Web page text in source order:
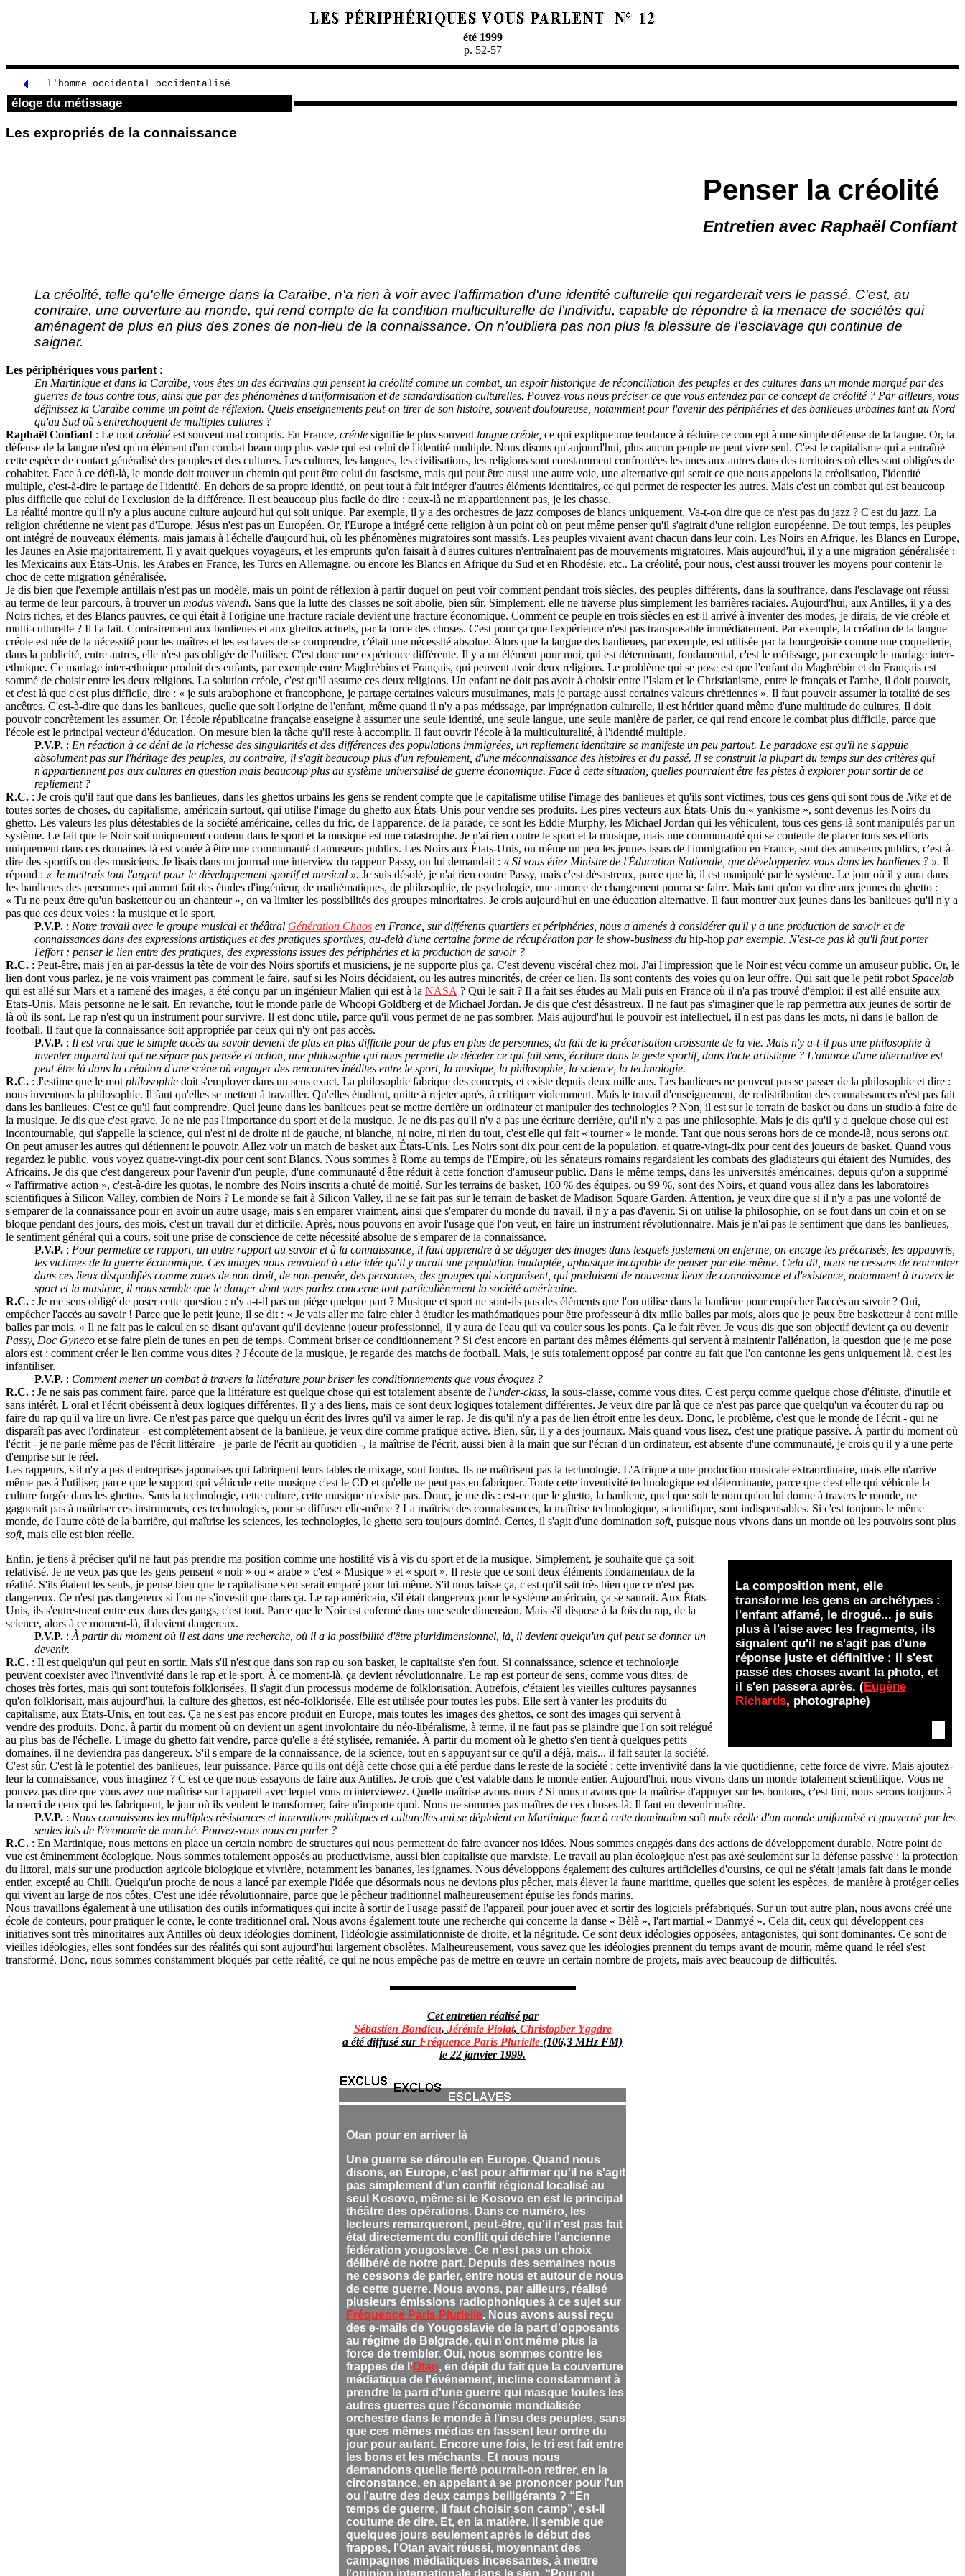
été 1999
p. 52-57
l'homme occidental occidentalisé
éloge du métissage
Les expropriés de la connaissance
Penser la créolité
Entretien avec Raphaël Confiant
La créolité, telle qu'elle émerge dans la Caraïbe, n'a rien à voir avec l'affirmation d'une identité culturelle qui regarderait vers le passé. C'est, au
contraire, une ouverture au monde, qui rend compte de la condition multiculturelle de l'individu, capable de répondre à la menace de sociétés qui
aménagent de plus en plus des zones de non-lieu de la connaissance. On n'oubliera pas non plus la blessure de l'esclavage qui continue de
saigner.
Les périphériques vous parlent :
En Martinique et dans la Caraïbe, vous êtes un des écrivains qui pensent la créolité comme un combat, un espoir historique de réconciliation des peuples et des cultures dans un monde marqué par des
guerres de tous contre tous, ainsi que par des phénomènes d'uniformisation et de standardisation culturelles. Pouvez-vous nous préciser ce que vous entendez par ce concept de créolité ? Par ailleurs, vous
définissez la Caraïbe comme un point de réflexion. Quels enseignements peut-on tirer de son histoire, souvent douloureuse, notamment pour l'avenir des périphéries et des banlieues urbaines tant au Nord
qu'au Sud où s'entrechoquent de multiples cultures ?
Raphaël Confiant : Le mot créolitéest souvent mal compris. En France, créole signifie le plus souvent langue créole, ce qui explique une tendance à réduire ce concept à une simple défense de la langue. Or, la
défense de la langue n'est qu'un élément d'un combat beaucoup plus vaste qui est celui de l'identité multiple. Nous disons qu'aujourd'hui, plus aucun peuple ne peut vivre seul. C'est le capitalisme qui a entraîné
cette espèce de contact généralisé des peuples et des cultures. Les cultures, les langues, les civilisations, les religions sont constamment confrontées les unes aux autres dans des territoires où elles sont obligées de
cohabiter. Face à ce défi-là, le monde doit trouver un chemin qui peut être celui du fascisme, mais qui peut être aussi une autre voie, une alternative qui serait ce que nous appelons la créolisation, l'identité
multiple, c'est-à-dire le partage de l'identité. En dehors de sa propre identité, on peut tout à fait intégrer d'autres éléments identitaires, ce qui permet de respecter les autres. Mais c'est un combat qui est beaucoup
plus difficile que celui de l'exclusion de la différence. Il est beaucoup plus facile de dire : ceux-là ne m'appartiennent pas, je les chasse.
La réalité montre qu'il n'y a plus aucune culture aujourd'hui qui soit unique. Par exemple, il y a des orchestres de jazz composes de blancs uniquement. Va-t-on dire que ce n'est pas du jazz ? C'est du jazz. La
religion chrétienne ne vient pas d'Europe. Jésus n'est pas un Européen. Or, l'Europe a intégré cette religion à un point où on peut même penser qu'il s'agirait d'une religion européenne. De tout temps, les peuples
ont intégré de nouveaux éléments, mais jamais à l'échelle d'aujourd'hui, où les phénomènes migratoires sont massifs. Les peuples vivaient avant chacun dans leur coin. Les Noirs en Afrique, les Blancs en Europe,
les Jaunes en Asie majoritairement. Il y avait quelques voyageurs, et les emprunts qu'on faisait à d'autres cultures n'entraînaient pas de mouvements migratoires. Mais aujourd'hui, il y a une migration généralisée :
les Mexicains aux États-Unis, les Arabes en France, les Turcs en Allemagne, ou encore les Blancs en Afrique du Sud et en Rhodésie, etc.. La créolité, pour nous, c'est aussi trouver les moyens pour contenir le
choc de cette migration généralisée.
Je dis bien que l'exemple antillais n'est pas un modèle, mais un point de réflexion à partir duquel on peut voir comment pendant trois siècles, des peuples différents, dans la souffrance, dans l'esclavage ont réussi
au terme de leur parcours, à trouver un modus vivendi. Sans que la lutte des classes ne soit abolie, bien sûr. Simplement, elle ne traverse plus simplement les barrières raciales. Aujourd'hui, aux Antilles, il y a des
Noirs riches, et des Blancs pauvres, ce qui était à l'origine une fracture raciale devient une fracture économique. Comment ce peuple en trois siècles en est-il arrivé à inventer des modes, je dirais, de vie créole et
multi-culturelle ? Il l'a fait. Contrairement aux banlieues et aux ghettos actuels, par la force des choses. C'est pour ça que l'expérience n'est pas transposable immédiatement. Par exemple, la création de la langue
créole est née de la nécessité pour les maîtres et les esclaves de se comprendre, c'était une nécessité absolue. Alors que la langue des banlieues, par exemple, est utilisée par la bourgeoisie comme une coquetterie,
dans la publicité, entre autres, elle n'est pas obligée de l'utiliser. C'est donc une expérience différente. Il y a un élément pour moi, qui est déterminant, fondamental, c'est le métissage, par exemple le mariage inter-
ethnique. Ce mariage inter-ethnique produit des enfants, par exemple entre Maghrébins et Français, qui peuvent avoir deux religions. Le problème qui se pose est que l'enfant du Maghrébin et du Français est
sommé de choisir entre les deux religions. La solution créole, c'est qu'il assume ces deux religions. Un enfant ne doit pas avoir à choisir entre l'Islam et le Christianisme, entre le français et l'arabe, il doit pouvoir,
et c'est là que c'est plus difficile, dire : « je suis arabophone et francophone, je partage certaines valeurs musulmanes, mais je partage aussi certaines valeurs chrétiennes ». Il faut pouvoir assumer la totalité de ses
ancêtres. C'est-à-dire que dans les banlieues, quelle que soit l'origine de l'enfant, même quand il n'y a pas métissage, par imprégnation culturelle, il est héritier quand même d'une multitude de cultures. Il doit
pouvoir concrètement les assumer. Or, l'école républicaine française enseigne à assumer une seule identité, une seule langue, une seule manière de parler, ce qui rend encore le combat plus difficile, parce que
l'école est le principal vecteur d'éducation. On mesure bien la tâche qu'il reste à accomplir. Il faut ouvrir l'école à la multiculturalité, à l'identité multiple.
P.V.P. : En réaction à ce déni de la richesse des singularités et des différences des populations immigrées, un repliement identitaire se manifeste un peu partout. Le paradoxe est qu'il ne s'appuie
absolument pas sur l'héritage des peuples, au contraire, il s'agit beaucoup plus d'un refoulement, d'une méconnaissance des histoires et du passé. Il se construit la plupart du temps sur des critères qui
n'appartiennent pas aux cultures en question mais beaucoup plus au système universalisé de guerre économique. Face à cette situation, quelles pourraient être les pistes à explorer pour sortir de ce
repliement ?
R.C. : Je crois qu'il faut que dans les banlieues, dans les ghettos urbains les gens se rendent compte que le capitalisme utilise l'image des banlieues et qu'ils sont victimes, tous ces gens qui sont fous de Nike et de
toutes sortes de choses, du capitalisme, américain surtout, qui utilise l'image du ghetto aux États-Unis pour vendre ses produits. Les pires vecteurs aux États-Unis du « yankisme », sont devenus les Noirs du
ghetto. Les valeurs les plus détestables de la société américaine, celles du fric, de l'apparence, de la parade, ce sont les Eddie Murphy, les Michael Jordan qui les véhiculent, tous ces gens-là sont manipulés par un
système. Le fait que le Noir soit uniquement contenu dans le sport et la musique est une catastrophe. Je n'ai rien contre le sport et la musique, mais une communauté qui se contente de placer tous ses efforts
uniquement dans ces domaines-là est vouée à être une communauté d'amuseurs publics. Les Noirs aux États-Unis, ou même un peu les jeunes issus de l'immigration en France, sont des amuseurs publics, c'est-à-
dire des sportifs ou des musiciens. Je lisais dans un journal une interview du rappeur Passy, on lui demandait : « Si vous étiez Ministre de l'Éducation Nationale, que développeriez-vous dans les banlieues ? ». Il
répond : « Je mettrais tout l'argent pour le développement sportif et musical ». Je suis désolé, je n'ai rien contre Passy, mais c'est désastreux, parce que là, il est manipulé par le système. Le jour où il y aura dans
les banlieues des personnes qui auront fait des études d'ingénieur, de mathématiques, de philosophie, de psychologie, une amorce de changement pourra se faire. Mais tant qu'on va dire aux jeunes du ghetto :
« Tu ne peux être qu'un basketteur ou un chanteur », on va limiter les possibilités des groupes minoritaires. Je crois aujourd'hui en une éducation alternative. Il faut montrer aux jeunes dans les banlieues qu'il n'y a
pas que ces deux voies : la musique et le sport.
P.V.P. : Notre travail avec le groupe musical et théâtral Génération Chaos en France, sur différents quartiers et périphéries, nous a amenés à considérer qu'il y a une production de savoir et de
connaissances dans des expressions artistiques et des pratiques sportives, au-delà d'une certaine forme de récupération par le show-business du hip-hop par exemple. N'est-ce pas là qu'il faut porter
l'effort : penser le lien entre des pratiques, des expressions issues des périphéries et la production de savoir ?
R.C. : Peut-être, mais j'en ai par-dessus la tête de voir des Noirs sportifs et musiciens, je ne supporte plus ça. C'est devenu viscéral chez moi. J'ai l'impression que le Noir est vécu comme un amuseur public. Or, le
lien dont vous parlez, je ne vois vraiment pas comment le faire, sauf si les Noirs décidaient, ou les autres minorités, de créer ce lien. Ils sont contents des voies qu'on leur offre. Qui sait que le petit robot Spacelab
qui est allé sur Mars et a ramené des images, a été conçu par un ingénieur Malien qui est à la NASA ? Qui le sait ? Il a fait ses études au Mali puis en France où il n'a pas trouvé d'emploi; il est allé ensuite aux
États-Unis. Mais personne ne le sait. En revanche, tout le monde parle de Whoopi Goldberg et de Michael Jordan. Je dis que c'est désastreux. Il ne faut pas s'imaginer que le rap permettra aux jeunes de sortir de
là où ils sont. Le rap n'est qu'un instrument pour survivre. Il est donc utile, parce qu'il vous permet de ne pas sombrer. Mais aujourd'hui le pouvoir est intellectuel, il n'est pas dans les mots, ni dans le ballon de
football. Il faut que la connaissance soit appropriée par ceux qui n'y ont pas accès.
P.V.P. : Il est vrai que le simple accès au savoir devient de plus en plus difficile pour de plus en plus de personnes, du fait de la précarisation croissante de la vie. Mais n'y a-t-il pas une philosophie à
inventer aujourd'hui qui ne sépare pas pensée et action, une philosophie qui nous permette de déceler ce qui fait sens, écriture dans le geste sportif, dans l'acte artistique ? L'amorce d'une alternative est
peut-être là dans la création d'une scène où engager des rencontres inédites entre le sport, la musique, la philosophie, la science, la technologie.
R.C. : J'estime que le mot philosophie doit s'employer dans un sens exact. La philosophie fabrique des concepts, et existe depuis deux mille ans. Les banlieues ne peuvent pas se passer de la philosophie et dire :
nous inventons la philosophie. Il faut qu'elles se mettent à travailler. Qu'elles étudient, quitte à rejeter après, à critiquer violemment. Mais le travail d'enseignement, de redistribution des connaissances n'est pas fait
dans les banlieues. C'est ce qu'il faut comprendre. Quel jeune dans les banlieues peut se mettre derrière un ordinateur et manipuler des technologies ? Non, il est sur le terrain de basket ou dans un studio à faire de
la musique. Je dis que c'est grave. Je ne nie pas l'importance du sport et de la musique. Je ne dis pas qu'il n'y a pas une écriture derrière, qu'il n'y a pas une philosophie. Mais je dis qu'il y a quelque chose qui est
incontournable, qui s'appelle la science, qui n'est ni de droite ni de gauche, ni blanche, ni noire, ni rien du tout, c'est elle qui fait « tourner » le monde. Tant que nous serons hors de ce monde-là, nous serons out.
On peut amuser les autres qui détiennent le pouvoir. Allez voir un match de basket aux États-Unis. Les Noirs sont dix pour cent de la population, et quatre-vingt-dix pour cent des joueurs de basket. Quand vous
regardez le public, vous voyez quatre-vingt-dix pour cent sont Blancs. Nous sommes à Rome au temps de l'Empire, où les sénateurs romains regardaient les combats des gladiateurs qui étaient des Numides, des
Africains. Je dis que c'est dangereux pour l'avenir d'un peuple, d'une communauté d'être réduit à cette fonction d'amuseur public. Dans le même temps, dans les universités américaines, depuis qu'on a supprimé
« l'affirmative action », c'est-à-dire les quotas, le nombre des Noirs inscrits a chuté de moitié. Sur les terrains de basket, 100 % des équipes, ou 99 %, sont des Noirs, et quand vous allez dans les laboratoires
scientifiques à Silicon Valley, combien de Noirs ? Le monde se fait à Silicon Valley, il ne se fait pas sur le terrain de basket de Madison Square Garden. Attention, je veux dire que si il n'y a pas une volonté de
s'emparer de la connaissance pour en avoir un autre usage, mais s'en emparer vraiment, ainsi que s'emparer du monde du travail, il n'y a pas d'avenir. Si on utilise la philosophie, on se fout dans un coin et on se
bloque pendant des jours, des mois, c'est un travail dur et difficile. Après, nous pouvons en avoir l'usage que l'on veut, en faire un instrument révolutionnaire. Mais je n'ai pas le sentiment que dans les banlieues,
le sentiment général qui a cours, soit une prise de conscience de cette nécessité absolue de s'emparer de la connaissance.
P.V.P. : Pour permettre ce rapport, un autre rapport au savoir et à la connaissance, il faut apprendre à se dégager des images dans lesquels justement on enferme, on encage les précarisés, les appauvris,
les victimes de la guerre économique. Ces images nous renvoient à cette idée qu'il y aurait une population inadaptée, aphasique incapable de penser par elle-même. Cela dit, nous ne cessons de rencontrer
dans ces lieux disqualifiés comme zones de non-droit, de non-pensée, des personnes, des groupes qui s'organisent, qui produisent de nouveaux lieux de connaissance et d'existence, notamment à travers le
sport et la musique, il nous semble que le danger dont vous parlez concerne tout particulièrement la société américaine.
R.C. : Je me sens obligé de poser cette question : n'y a-t-il pas un piège quelque part ? Musique et sport ne sont-ils pas des éléments que l'on utilise dans la banlieue pour empêcher l'accès au savoir ? Oui,
empêcher l'accès au savoir ! Parce que le petit jeune, il se dit : « Je vais aller me faire chier à étudier les mathématiques pour être professeur à dix mille balles par mois, alors que je peux être basketteur à cent mille
balles par mois. » Il ne fait pas le calcul en se disant qu'avant qu'il devienne joueur professionnel, il y aura de l'eau qui va couler sous les ponts. Ça le fait rêver. Je vous dis que son objectif devient ça ou devenir
Passy, Doc Gyneco et se faire plein de tunes en peu de temps. Comment briser ce conditionnement ? Si c'est encore en partant des mêmes éléments qui servent à maintenir l'aliénation, la question que je me pose
alors est : comment créer le lien comme vous dites ? J'écoute de la musique, je regarde des matchs de football. Mais, je suis totalement opposé par contre au fait que l'on cantonne les gens uniquement là, c'est les
infantiliser.
P.V.P. : Comment mener un combat à travers la littérature pour briser les conditionnements que vous évoquez ?
R.C. : Je ne sais pas comment faire, parce que la littérature est quelque chose qui est totalement absente de l'under-class, la sous-classe, comme vous dites. C'est perçu comme quelque chose d'élitiste, d'inutile et
sans intérêt. L'oral et l'écrit obéissent à deux logiques différentes. Il y a des liens, mais ce sont deux logiques totalement différentes. Je veux dire par là que ce n'est pas parce que quelqu'un va écouter du rap ou
faire du rap qu'il va lire un livre. Ce n'est pas parce que quelqu'un écrit des livres qu'il va aimer le rap. Je dis qu'il n'y a pas de lien étroit entre les deux. Donc, le problème, c'est que le monde de l'écrit - qui ne
disparaît pas avec l'ordinateur - est complètement absent de la banlieue, je veux dire comme pratique active. Bien, sûr, il y a des journaux. Mais quand vous lisez, c'est une pratique passive. À partir du moment où
l'écrit - je ne parle même pas de l'écrit littéraire - je parle de l'écrit au quotidien -, la maîtrise de l'écrit, aussi bien à la main que sur l'écran d'un ordinateur, est absente d'une communauté, je crois qu'il y a une perte
d'emprise sur le réel.
Les rappeurs, s'il n'y a pas d'entreprises japonaises qui fabriquent leurs tables de mixage, sont foutus. Ils ne maîtrisent pas la technologie. L'Afrique a une production musicale extraordinaire, mais elle n'arrive
même pas à l'utiliser, parce que le support qui véhicule cette musique c'est le CD et qu'elle ne peut pas en fabriquer. Toute cette inventivité technologique est déterminante, parce que c'est elle qui véhicule la
culture forgée dans les ghettos. Sans la technologie, cette culture, cette musique n'existe pas. Donc, je me dis : est-ce que le ghetto, la banlieue, quel que soit le nom qu'on lui donne à travers le monde, ne
gagnerait pas à maîtriser ces instruments, ces technologies, pour se diffuser elle-même ? La maîtrise des connaissances, la maîtrise technologique, scientifique, sont indispensables. Si c'est toujours le même
monde, de l'autre côté de la barrière, qui maîtrise les sciences, les technologies, le ghetto sera toujours dominé. Certes, il s'agit d'une domination soft, puisque nous vivons dans un monde où les pouvoirs sont plus
soft, mais elle est bien réelle.
Lacomposition ment, elle
transforme les gens en archétypes :
l'enfant affamé, le drogué... je suis
plus à l'aise avec les fragments, ils
signalent qu'il ne s'agit pas d'une
réponse juste et définitive : il s'est
passé des choses avant la photo, et
il s'en passera après. (Eugène
Richards, photographe)
Enfin, je tiens à préciser qu'il ne faut pas prendre ma position comme une hostilité vis à vis du sport et de la musique. Simplement, je souhaite que ça soit
relativisé. Je ne veux pas que les gens pensent « noir » ou « arabe » c'est « Musique » et « sport ». Il reste que ce sont deux éléments fondamentaux de la
réalité. S'ils étaient les seuls, je pense bien que le capitalisme s'en serait emparé pour lui-même. S'il nous laisse ça, c'est qu'il sait très bien que ce n'est pas
dangereux. Ce n'est pas dangereux si l'on ne s'investit que dans ça. Le rap américain, s'il était dangereux pour le système américain, ça se saurait. Aux États-
Unis, ils s'entre-tuent entre eux dans des gangs, c'est tout. Parce que le Noir est enfermé dans une seule dimension. Mais s'il dispose à la fois du rap, de la
science, alors à ce moment-là, il devient dangereux.
P.V.P. : À partir du moment où il est dans une recherche, où il a la possibilité d'être pluridimensionnel, là, il devient quelqu'un qui peut se donner un
devenir.
R.C. : Il est quelqu'un qui peut en sortir. Mais s'il n'est que dans son rap ou son basket, le capitaliste s'en fout. Si connaissance, science et technologie
peuvent coexister avec l'inventivité dans le rap et le sport. À ce moment-là, ça devient révolutionnaire. Le rap est porteur de sens, comme vous dites, de
choses très fortes, mais qui sont toutefois folklorisées. Il s'agit d'un processus moderne de folklorisation. Autrefois, c'étaient les vieilles cultures paysannes
qu'on folklorisait, mais aujourd'hui, la culture des ghettos, est néo-folklorisée. Elle est utilisée pour toutes les pubs. Elle sert à vanter les produits du
capitalisme, aux États-Unis, en tout cas. Ça ne s'est pas encore produit en Europe, mais toutes les images des ghettos, ce sont des images qui servent à
vendre des produits. Donc, à partir du moment où on devient un agent involontaire du néo-libéralisme, à terme, il ne faut pas se plaindre que l'on soit relégué
au plus bas de l'échelle. L'image du ghetto fait vendre, parce qu'elle a été stylisée, remaniée. À partir du moment où le ghetto s'en tient à quelques petits
domaines, il ne deviendra pas dangereux. S'il s'empare de la connaissance, de la science, tout en s'appuyant sur ce qu'il a déjà, mais... il fait sauter la société.
C'est sûr. C'est là le potentiel des banlieues, leur puissance. Parce qu'ils ont déjà cette chose qui a été perdue dans le reste de la société : cette inventivité dans la vie quotidienne, cette force de vivre. Mais ajoutez-
leur la connaissance, vous imaginez ? C'est ce que nous essayons de faire aux Antilles. Je crois que c'est valable dans le monde entier. Aujourd'hui, nous vivons dans un monde totalement scientifique. Vous ne
pouvez pas dire que vous avez une maîtrise sur l'appareil avec lequel vous m'interviewez. Quelle maîtrise avons-nous ? Si nous n'avons que la maîtrise d'appuyer sur les boutons, c'est fini, nous serons toujours à
la merci de ceux qui les fabriquent, le jour où ils veulent le transformer, faire n'importe quoi. Nous ne sommes pas maîtres de ces choses-là. Il faut en devenir maître.
P.V.P. : Nous connaissons les multiples résistances et innovations politiques et culturelles qui se déploient en Martinique face à cette domination soft mais réelle d'un monde uniformisé et gouverné par les
seules lois de l'économie de marché. Pouvez-vous nous en parler ?
R.C. : En Martinique, nous mettons en place un certain nombre de structures qui nous permettent de faire avancer nos idées. Nous sommes engagés dans des actions de développement durable. Notre point de
vue est éminemment écologique. Nous sommes totalement opposés au productivisme, aussi bien capitaliste que marxiste. Le travail au plan écologique n'est pas axé seulement sur la défense passive : la protection
du littoral, mais sur une production agricole biologique et vivrière, notamment les bananes, les ignames. Nous développons également des cultures artificielles d'oursins, ce qui ne s'était jamais fait dans le monde
entier, excepté au Chili. Quelqu'un proche de nous a lancé par exemple l'idée que désormais nous ne devions plus pêcher, mais élever la faune maritime, quelles que soient les espèces, de manière à protéger celles
qui vivent au large de nos côtes. C'est une idée révolutionnaire, parce que le pêcheur traditionnel malheureusement épuise les fonds marins.
Nous travaillons également à une utilisation des outils informatiques qui incite à sortir de l'usage passif de l'appareil pour jouer avec et sortir des logiciels préfabriqués. Sur un tout autre plan, nous avons créé une
école de conteurs, pour pratiquer le conte, le conte traditionnel oral. Nous avons également toute une recherche qui concerne la danse « Bèlè », l'art martial « Danmyé ». Cela dit, ceux qui développent ces
initiatives sont très minoritaires aux Antilles où deux idéologies dominent, l'idéologie assimilationniste de droite, et la négritude. Ce sont deux idéologies opposées, antagonistes, qui sont dominantes. Ce sont de
vieilles idéologies, elles sont fondées sur des réalités qui sont aujourd'hui largement obsolètes. Malheureusement, vous savez que les idéologies prennent du temps avant de mourir, même quand le réel s'est
transformé. Donc, nous sommes constamment bloqués par cette réalité, ce qui ne nous empêche pas de mettre en œuvre un certain nombre de projets, mais avec beaucoup de difficultés.
Cet entretien réalisé par
Sébastien Bondieu, Jérémie Piolat, Christopber Yggdre
a été diffusé sur Fréquence Paris Plurielle (106,3 MHz FM)
le 22 janvier 1999.
Otan pour en arriver là
Une guerre se déroule en Europe. Quand nous
disons, en Europe, c'est pour affirmer qu'il ne s'agit
pas simplement d'un conflit régional localisé au
seul Kosovo, même si le Kosovo en est le principal
théâtre des opérations. Dans ce numéro, les
lecteurs remarqueront, peut-être, qu'il n'est pas fait
état directement du conflit qui déchire l'ancienne
fédération yougoslave. Ce n'est pas un choix
délibéré de notre part. Depuis des semaines nous
ne cessons de parler, entre nous et autour de nous
de cette guerre. Nous avons, par ailleurs, réalisé
plusieurs émissions radiophoniques à ce sujet sur
Fréquence Paris Plurielle. Nous avons aussi reçu
des e-mails de Yougoslavie de la part d'opposants
au régime de Belgrade, qui n'ont même plus la
force de trembler. Oui, nous sommes contre les
frappes de l'Otan, en dépit du fait que la couverture
médiatique de l'événement, incline constamment à
prendre le parti d'une guerre qui masque toutes les
autres guerres que l'économie mondialisée
orchestre dans le monde à l'insu des peuples, sans
que ces mêmes médias en fassent leur ordre du
jour pour autant. Encore une fois, le tri est fait entre
les bons et les méchants. Et nous nous
demandons quelle fierté pourrait-on retirer, en la
circonstance, en appelant à se prononcer pour l'un
ou l'autre des deux camps belligérants ? “En
temps de guerre, il faut choisir son camp”, est-il
coutume de dire. Et, en la matière, il semble que
quelques jours seulement après le début des
frappes, l'Otan avait réussi, moyennant des
campagnes médiatiques incessantes, à mettre